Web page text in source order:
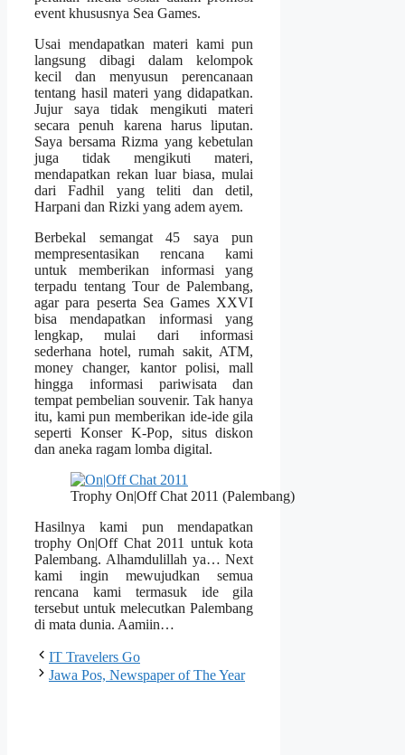
event khususnya Sea Games.
Usai mendapatkan materi kami pun
langsung dibagi dalam kelompok
kecil dan menyusun perencanaan
tentang hasil materi yang didapatkan.
Jujur saya tidak mengikuti materi
secara penuh karena harus liputan.
Saya bersama Rizma yang kebetulan
juga tidak mengikuti materi,
mendapatkan rekan luar biasa, mulai
dari Fadhil yang teliti dan detil,
Harpani dan Rizki yang adem ayem.
Berbekal semangat 45 saya pun
mempresentasikan rencana kami
untuk memberikan informasi yang
terpadu tentang Tour de Palembang,
agar para peserta Sea Games XXVI
bisa mendapatkan informasi yang
lengkap, mulai dari informasi
sederhana hotel, rumah sakit, ATM,
money changer, kantor polisi, mall
hingga informasi pariwisata dan
tempat pembelian souvenir. Tak hanya
itu, kami pun memberikan ide-ide gila
seperti Konser K-Pop, situs diskon
dan aneka ragam lomba digital.
Trophy On|Off Chat 2011 (Palembang)
Hasilnya kami pun mendapatkan
trophy On|Off Chat 2011 untuk kota
Palembang. Alhamdulillah ya… Next
kami ingin mewujudkan semua
rencana kami termasuk ide gila
tersebut untuk melecutkan Palembang
di mata dunia. Aamiin…
IT Travelers Go
Jawa Pos, Newspaper of The Year